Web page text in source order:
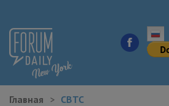
Главная CBTC